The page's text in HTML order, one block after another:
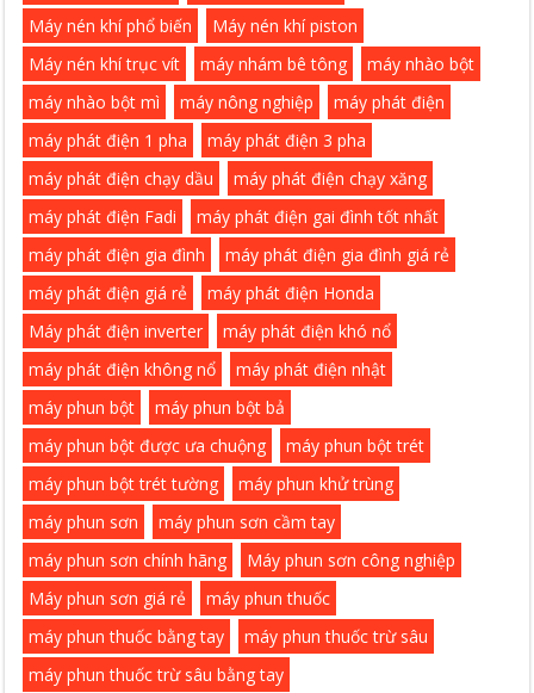
Máy nén khí phổ biến
Máy nén khí piston
Máy nén khí trục vít
máy nhám bê tông
máy nhào bột
máy nhào bột mì
máy nông nghiệp
máy phát điện
máy phát điện 1 pha
máy phát điện 3 pha
máy phát điện chạy dầu
máy phát điện chạy xăng
máy phát điện Fadi
máy phát điện gai đình tốt nhất
máy phát điện gia đình
máy phát điện gia đình giá rẻ
máy phát điện giá rẻ
máy phát điện Honda
Máy phát điện inverter
máy phát điện khó nổ
máy phát điện không nổ
máy phát điện nhật
máy phun bột
máy phun bột bả
máy phun bột được ưa chuộng
máy phun bột trét
máy phun bột trét tường
máy phun khử trùng
máy phun sơn
máy phun sơn cầm tay
máy phun sơn chính hãng
Máy phun sơn công nghiệp
Máy phun sơn giá rẻ
máy phun thuốc
máy phun thuốc bằng tay
máy phun thuốc trừ sâu
máy phun thuốc trừ sâu bằng tay